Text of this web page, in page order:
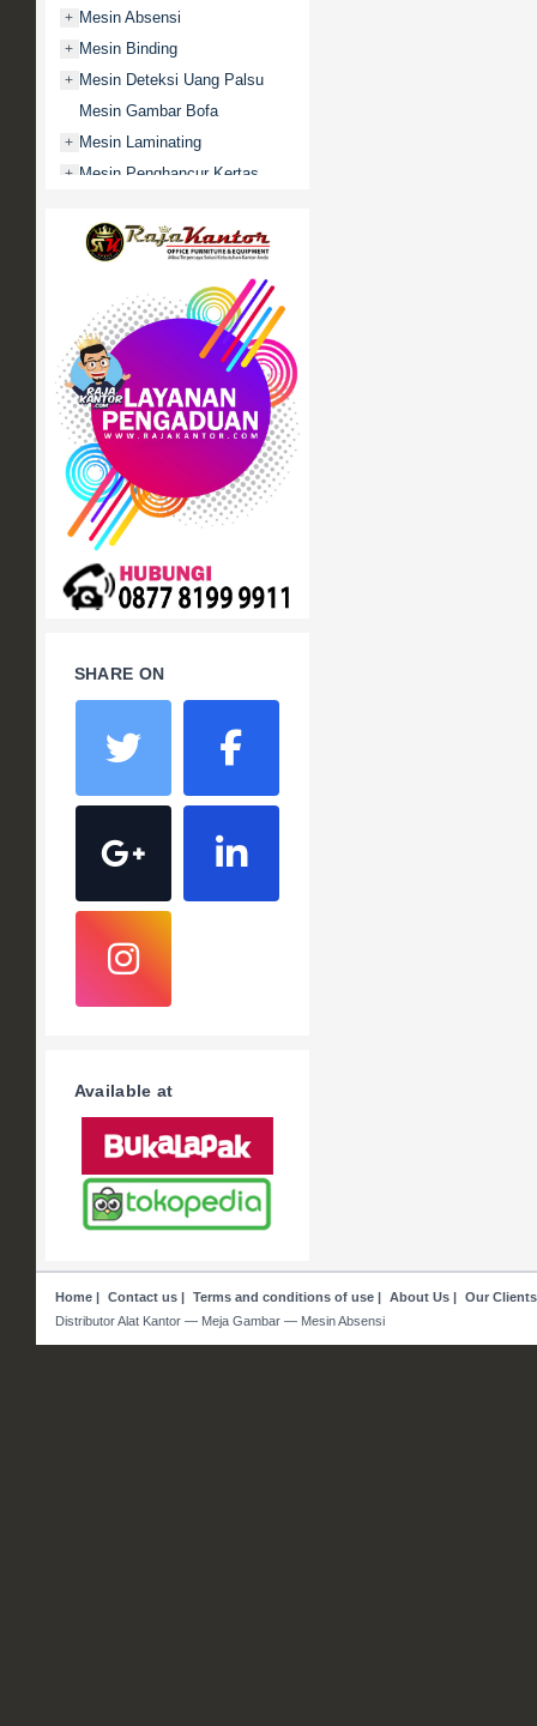
+ Mesin Absensi
+ Mesin Binding
+ Mesin Deteksi Uang Palsu
Mesin Gambar Bofa
+ Mesin Laminating
+ Mesin Penghancur Kertas
Mobile File / Roll O Pack
Movitex
Paper Cutter
Partisi Kantor
Promo
+ Rak Serbaguna
+ Ranjang Besi
+ Sofa Kantor
+ Springbed
White Board / Papan Tulis
SHARE ON
Available at
Home| Contact us| Terms and conditions of use| About Us| Our Clients
Distributor Alat Kantor — Meja Gambar — Mesin Absensi